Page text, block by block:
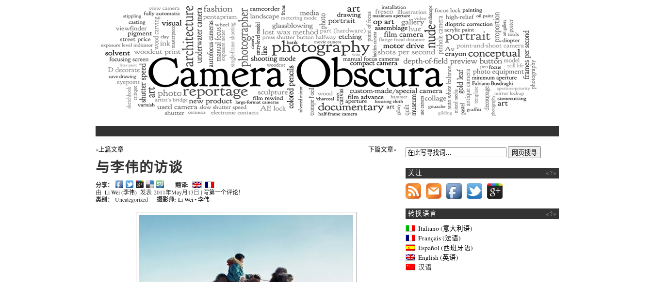
Camera Obscura
A blog/magazine dedicated to photography and contemporary art
« 上篇文章 下篇文章»
与李伟的访谈
分享： 翻译:
由 Li Wei (李伟) 发表 2011年May月13日 | 写第一个评论！
类别： Uncategorized 摄影师: Li Wei•李伟
关注 «?»
转换语言
«?»
Italiano(意大利语)
Français(法语)
Español(西班牙语)
English(英语)
汉语